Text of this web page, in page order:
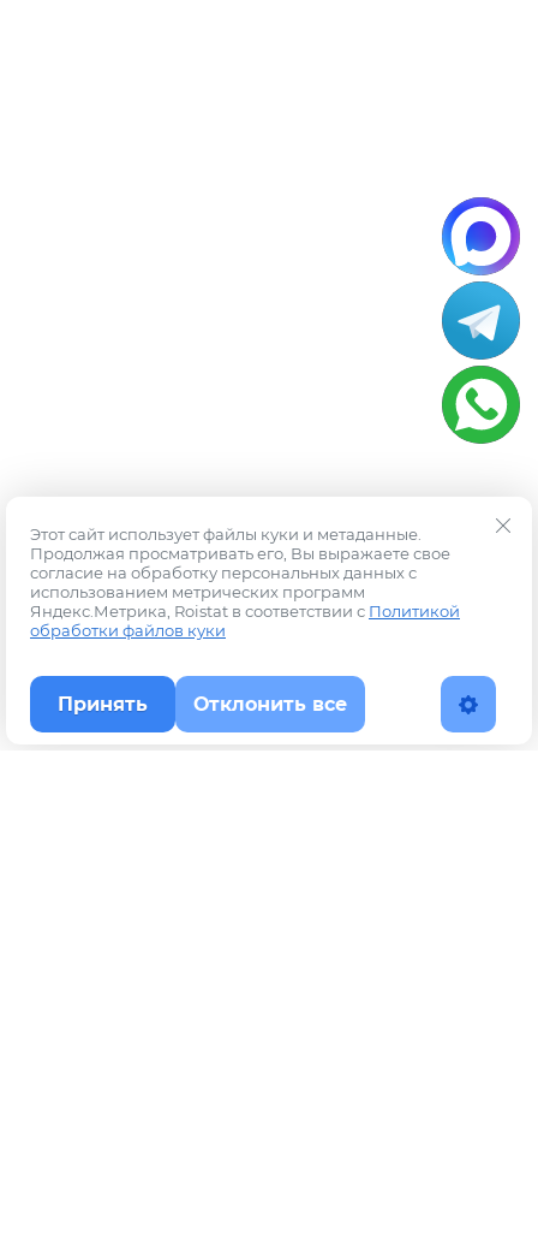
Этот сайт использует файлы куки и метаданные.
Продолжая просматривать его, Вы выражаете свое
согласие на обработку персональных данных с
использованием метрических программ
Яндекс.Метрика, Roistat в соответствии с Политикой
обработки файлов куки
Принять Отклонить все